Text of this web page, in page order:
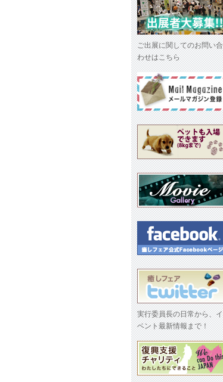
ご出展に関してのお問い合
わせはこちら
実行委員長の日常から、イ
ベント最新情報まで！